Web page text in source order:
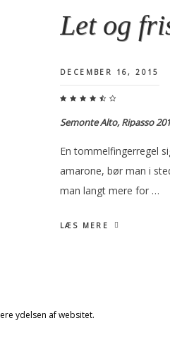
ydelsen af websitet.
Let og
DECEMBER 16, 2015
Semonte Alto, Ripasso
En tommelfingerregel
amarone, bør man i
man langt mere for …
LÆS MERE